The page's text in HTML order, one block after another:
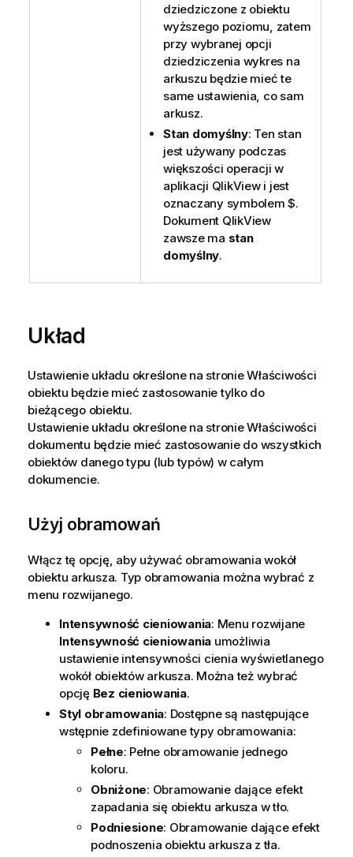
dziedziczone z obiektu
wyższego poziomu, zatem
przy wybranej opcji
dziedziczenia wykres na
arkuszu będzie mieć te
same ustawienia, co sam
arkusz.
Stan domyślny: Ten stan
jest używany podczas
większości operacji w
aplikacji QlikView i jest
oznaczany symbolem $.
Dokument QlikView
zawsze ma stan
domyślny.
Układ
Ustawienie układu określone na stronie Właściwości
obiektu będzie mieć zastosowanie tylko do
bieżącego obiektu.
Ustawienie układu określone na stronie Właściwości
dokumentu będzie mieć zastosowanie do wszystkich
obiektów danego typu (lub typów) w całym
dokumencie.
Użyj obramowań
Włącz tę opcję, aby używać obramowania wokół
obiektu arkusza. Typ obramowania można wybrać z
menu rozwijanego.
Intensywność cieniowania: Menu rozwijane
Intensywność cieniowania umożliwia
ustawienie intensywności cienia wyświetlanego
wokół obiektów arkusza. Można też wybrać
opcję Bez cieniowania.
Styl obramowania: Dostępne są następujące
wstępnie zdefiniowane typy obramowania:
Pełne: Pełne obramowanie jednego
koloru.
Obniżone: Obramowanie dające efekt
zapadania się obiektu arkusza w tło.
Podniesione: Obramowanie dające efekt
podnoszenia obiektu arkusza z tła.